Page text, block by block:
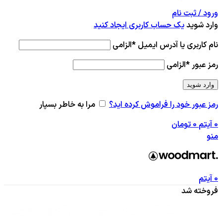
ورود / ثبت نام
وارد شویدیک حساب کاربری ایجاد کنید
نام کاربری یا آدرس ایمیل *الزامی
رمز عبور*الزامی
وارد شوید
رمز عبور خود را فراموش کرده اید؟
مرا به خاطر بسپار
0آیتم 0تومان
منو
0آیتم
فروخته شد